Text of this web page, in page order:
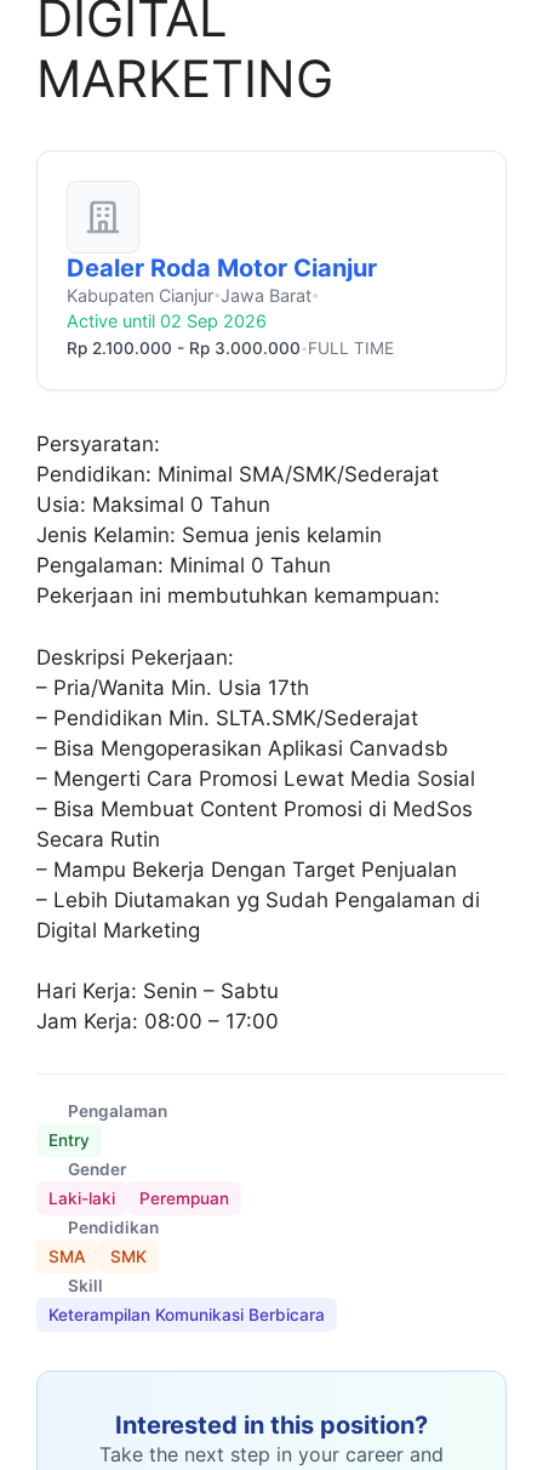
DIGITAL
MARKETING
Dealer Roda Motor Cianjur
Kabupaten Cianjur•Jawa Barat•
Active until 02 Sep 2026
Rp 2.100.000 - Rp 3.000.000 •FULL TIME
Persyaratan:
Pendidikan: Minimal SMA/SMK/Sederajat
Usia: Maksimal 0 Tahun
Jenis Kelamin: Semua jenis kelamin
Pengalaman: Minimal 0 Tahun
Pekerjaan ini membutuhkan kemampuan:
Deskripsi Pekerjaan:
– Pria/Wanita Min. Usia 17th
– Pendidikan Min. SLTA.SMK/Sederajat
– Bisa Mengoperasikan Aplikasi Canvadsb
– Mengerti Cara Promosi Lewat Media Sosial
– Bisa Membuat Content Promosi di MedSos
Secara Rutin
– Mampu Bekerja Dengan Target Penjualan
– Lebih Diutamakan yg Sudah Pengalaman di
Digital Marketing
Hari Kerja: Senin – Sabtu
Jam Kerja: 08:00 – 17:00
Pengalaman
Entry
Gender
Laki-laki
Perempuan
Pendidikan
SMA
SMK
Skill
Keterampilan Komunikasi Berbicara
Interested in this position?
Take the next step in your career and